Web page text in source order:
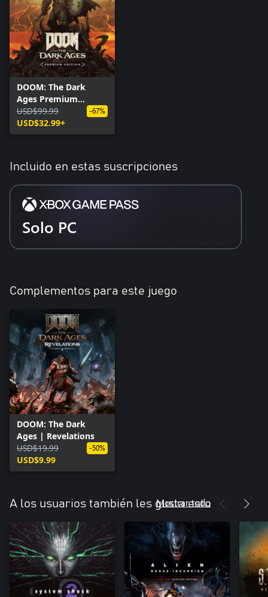
DOOM: The Dark
Ages Premium
Edition
USD$99.99
USD$32.99+
-67%
Incluido en estas suscripciones
Solo PC
Complementos para este juego
DOOM: The Dark
Ages | Revelations
USD$19.99
USD$9.99
-50%
A los usuarios también les gusta esto
Mostrar todo